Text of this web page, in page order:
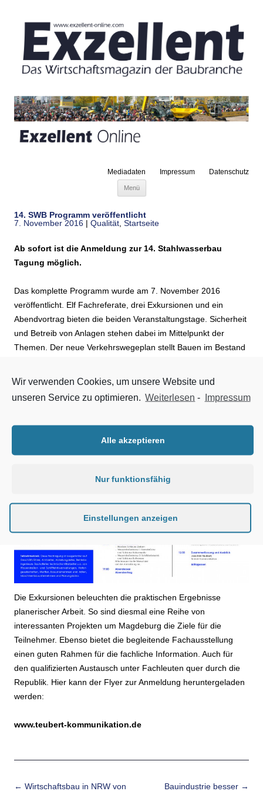
Mediadaten Impressum Datenschutz
Menü
14. SWB Programm veröffentlicht
7. November 2016 | Qualität Startseite
Ab sofort ist die Anmeldung zur 14. Stahlwasserbau
Tagung möglich.
Das komplette Programm wurde am 7. November 2016
veröffentlicht. Elf Fachreferate, drei Exkursionen und ein
Abendvortrag bieten die beiden Veranstaltungstage. Sicherheit
und Betreib von Anlagen stehen dabei im Mittelpunkt der
Themen. Der neue Verkehrswegeplan stellt Bauen im Bestand
Verfahren und Ideen.
Die Exkursionen beleuchten die praktischen Ergebnisse
planerischer Arbeit. So sind diesmal eine Reihe von
interessanten Projekten um Magdeburg die Ziele für die
Teilnehmer. Ebenso bietet die begleitende Fachausstellung
einen guten Rahmen für die fachliche Information. Auch für
den qualifizierten Austausch unter Fachleuten quer durch die
Republik. Hier kann der Flyer zur Anmeldung heruntergeladen
werden:
www.teubert-kommunikation.de
Beitrags-Navigation
← Wirtschaftsbau in NRW von Bauindustrie besser →
Wir verwenden Cookies, um unsere Website und
unseren Service zu optimieren. Weiterlesen - Impressum
Alle akzeptieren
Nur funktionsfähig
Einstellungen anzeigen